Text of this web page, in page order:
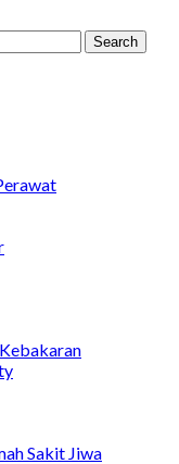
Search
Sakit Jiwa